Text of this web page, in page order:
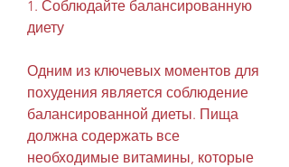
1. Соблюдайте балансированную
диету
Одним из ключевых моментов для
похудения является соблюдение
балансированной диеты. Пища
должна содержать все
необходимые витамины, которые